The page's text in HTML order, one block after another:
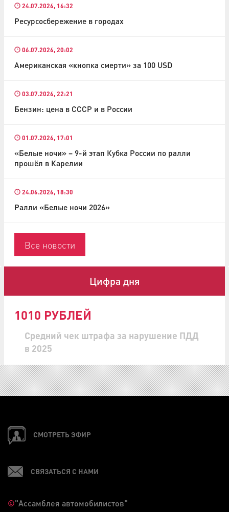
24.07.2026, 16:32
Ресурсосбережение в городах
06.07.2026, 20:02
Американская «кнопка смерти» за 100 USD
03.07.2026, 22:21
Бензин: цена в СССР и в России
01.07.2026, 17:01
«Белые ночи» – 9-й этап Кубка России по ралли
прошёл в Карелии
24.06.2026, 18:30
Ралли «Белые ночи 2026»
Все новости
Цифра дня
1010 РУБЛЕЙ
Средний чек штрафа за нарушение ПДД
в 2025
СМОТРЕТЬ ЭФИР
СВЯЗАТЬСЯ С НАМИ
©"Ассамблея автомобилистов"